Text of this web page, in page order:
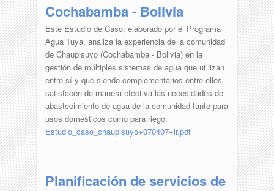
Cochabamba - Bolivia
Este Estudio de Caso, elaborado por el Programa
Agua Tuya, analiza la experiencia de la comunidad
de Chaupisuyo (Cochabamba - Bolivia) en la
gestión de múltiples sistemas de agua que utilizan
entre sí y que siendo complementarios entre ellos
satisfacen de manera efectiva las necesidades de
abastecimiento de agua de la comunidad tanto para
usos domésticos como para riego.
Estudio_caso_chaupisuyo+070407+lr.pdf
Planificación de servicios de